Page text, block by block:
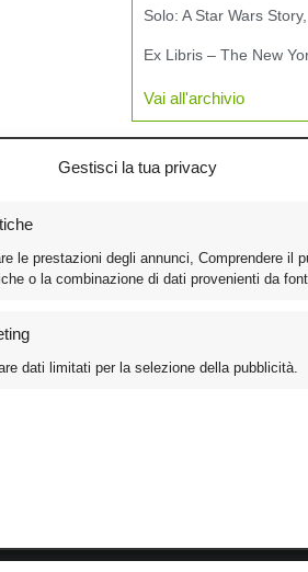
Gestisci la tua privacy
le prestazioni degli annunci, Comprendere il
o la combinazione di dati provenienti da
dati limitati per la selezione della pubblicità.
Solo: A Star Wars
Ex Libris – The New
Vai all'archivio